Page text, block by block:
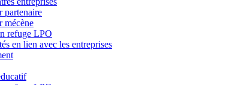
partenaire
mécène
refuge LPO
en lien avec les entreprises